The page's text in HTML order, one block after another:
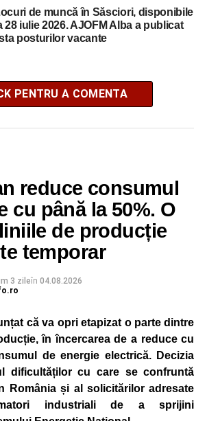
de muncă în Săsciori, disponibile
28 iulie 2026. AJOFM Alba a publicat
posturilor vacante
PENTRU A COMENTA
reduce consumul
cu până la 50%. O
de producție
temporar
3 zileîn 04.08.2026
că va opri etapizat o parte dintre
în încercarea de a reduce cu
de energie electrică. Decizia
dificultăților cu care se confruntă
România și al solicitărilor adresate
industriali de a sprijini